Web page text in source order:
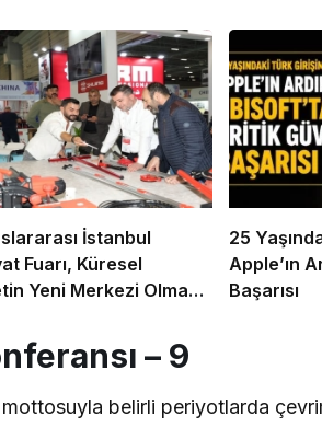
İstanbul
Fuarı, Küresel
Yeni Merkezi Olmaya
25
Apple’ın
Başarısı
– 9
mottosuyla belirli periyotlarda